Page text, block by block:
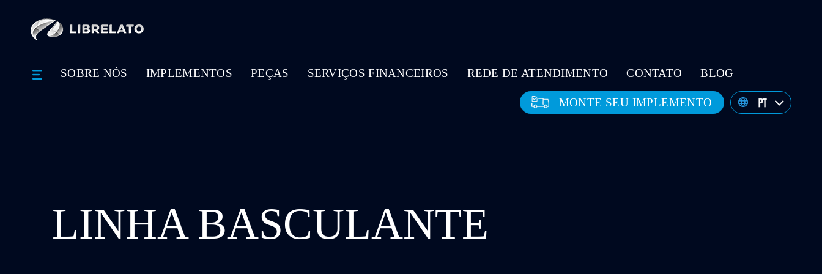
SOBRE NÓS IMPLEMENTOS PEÇAS SERVIÇOS FINANCEIROS REDE DE ATENDIMENTO CONTATO BLOG
MONTE SEU IMPLEMENTO
LINHA BASCULANTE